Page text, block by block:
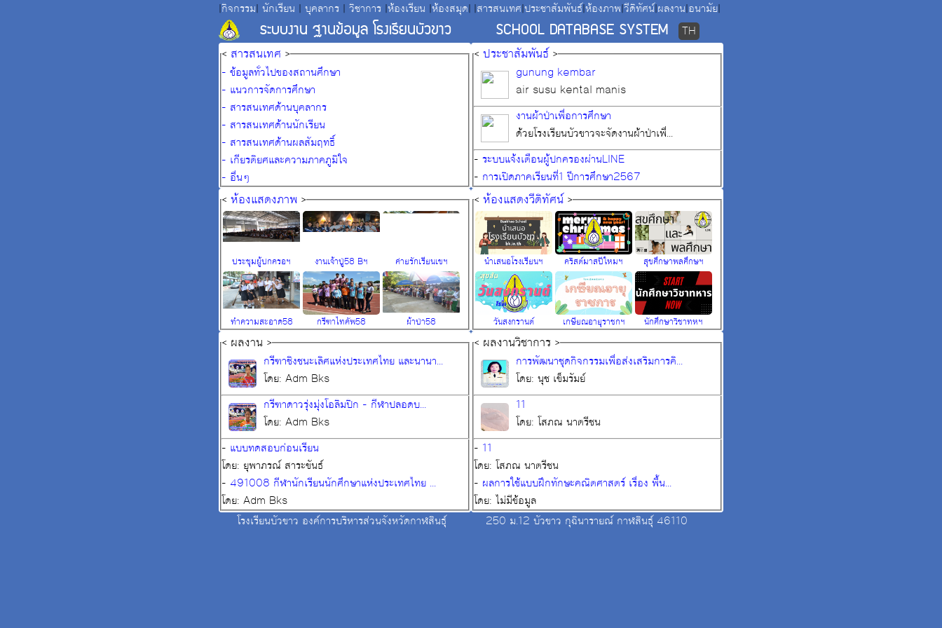
|กิจกรรม| นักเรียน | บุคลากร | วิชาการ |ห้องเรียน |ห้องสมุด|
ระบบงาน ฐานข้อมูล โรงเรียนบัวขาว
|สารสนเทศ|ประชาสัมพันธ์|ห้องภาพ|วีดิทัศน์|ผลงาน|อนามัย|
SCHOOL DATABASE SYSTEM TH
< สารสนเทศ >
- ข้อมูลทั่วไปของสถานศึกษา
- แนวการจัดการศึกษา
- สารสนเทศด้านบุคลากร
- สารสนเทศด้านนักเรียน
- สารสนเทศด้านผลสัมฤทธิ์
- เกียรติยศและความภาคภูมิใจ
- อื่นๆ
< ประชาสัมพันธ์>
gunung kembar
air susu kental manis
งานผ้าป่าเพื่อการศึกษา
ด้วยโรงเรียนบัวขาวจะจัดงานผ้าป่าเพื่...
- ระบบแจ้งเตือนผู้ปกครองผ่านLINE
- การเปิดภาคเรียนที่1 ปีการศึกษา2567
< ห้องแสดงภาพ >
ประชุมผู้ปกครอฯ งานเจ้าปู่58 Bฯ ค่ายรักเรียนเขฯ
ทำความสะอาด58 กรีฑาไทคัพ58 ผ้าป่า58
< ห้องแสดงวีดิทัศน์>
นำเสนอโรงเรียนฯ คริสต์มาสปีใหมฯ สุขศึกษาพลศึกษฯ
วันสงกรานต์ เกษียณอายุราชกฯ นักศึกษาวิชาทหฯ
< ผลงาน >
กรีฑาชิงชนะเลิศแห่งประเทศไทย และนานา...
โดย: Adm Bks
กรีฑาดาวรุ่งมุ่งโอลิมปิก - กีฬาปลอดบ...
โดย: Adm Bks
- แบบทดสอบก่อนเรียน
โดย: ยุพาภรณ์ สาระขันธ์
- 491008 กีฬานักเรียนนักศึกษาแห่งประเทศไทย ...
โดย: Adm Bks
< ผลงานวิชาการ >
การพัฒนาชุดกิจกรรมเพื่อส่งเสริมการคิ...
โดย: นุช เข็มรัมย์
11
โดย: โสภณ นาตรีชน
- 11
โดย: โสภณ นาตรีชน
- ผลการใช้แบบฝึกทักษะคณิตศาสตร์ เรื่อง พื้น...
โดย: ไม่มีข้อมูล
โรงเรียนบัวขาว องค์การบริหารส่วนจังหวัดกาฬสินธุ์
250 ม.12 บัวขาว กุฉินารายณ์ กาฬสินธุ์ 46110